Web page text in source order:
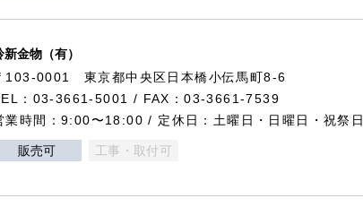
新金物（有）
103-0001 東京都中央区日本橋小伝馬町8-6
：03-3661-5001 / FAX：03-3661-7539
業時間：9:00〜18:00 / 定休日：土曜日・日曜日・祝祭日
販売可 工事・取付可